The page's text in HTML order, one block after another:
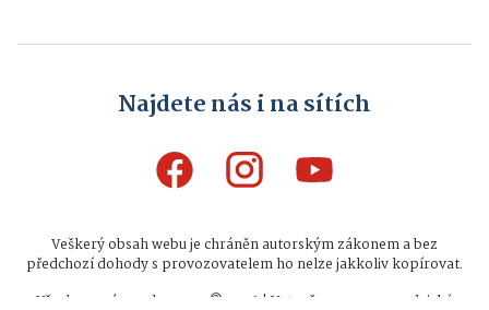
Najdete nás i na sítích
Veškerý obsah webu je chráněn autorským zákonem a bez
předchozí dohody s provozovatelem ho nelze jakkoliv kopírovat.
Všechna práva vyhrazena © 2026 | Vytvořeno na zpravodajské